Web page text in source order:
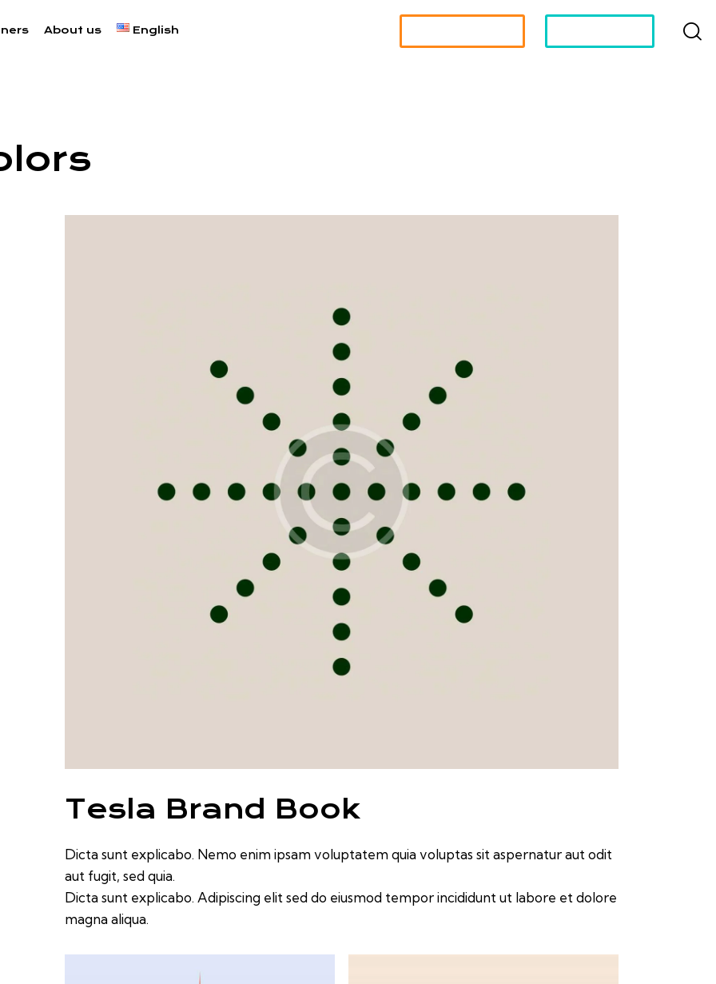
About us English
Tesla Brand Book
Dicta sunt explicabo. Nemo enim ipsam voluptatem quia voluptas sit aspernatur aut odit
aut fugit, sed quia.
Dicta sunt explicabo. Adipiscing elit sed do eiusmod tempor incididunt ut labore et dolore
magna aliqua.